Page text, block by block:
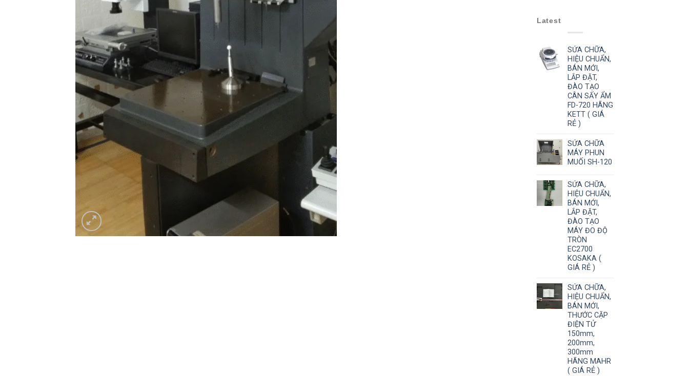
Latest
SỬA CHỮA,
HIỆU CHUẨN,
BÁN MỚI,
LẮP ĐẶT,
ĐÀO TẠO
CÂN SẤY ẨM
FD-720 HÃNG
KETT ( GIÁ
RẺ )
SỬA CHỮA
MÁY PHUN
MUỐI SH-120
SỬA CHỮA,
HIỆU CHUẨN,
BÁN MỚI,
LẮP ĐẶT,
ĐÀO TẠO
MÁY ĐO ĐỘ
TRÒN
EC2700
KOSAKA (
GIÁ RẺ )
SỬA CHỮA,
HIỆU CHUẨN,
BÁN MỚI,
THƯỚC CẶP
ĐIỆN TỬ
150mm,
200mm,
300mm
HÃNG MAHR
( GIÁ RẺ )